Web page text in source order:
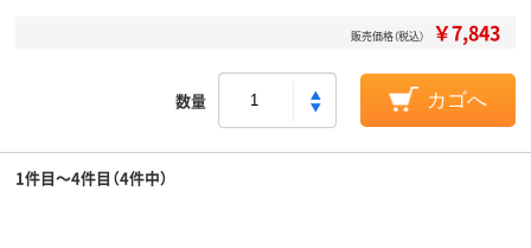
販売価格（税込） ￥7,843
数量 カゴへ
1件目～4件目（4件中）